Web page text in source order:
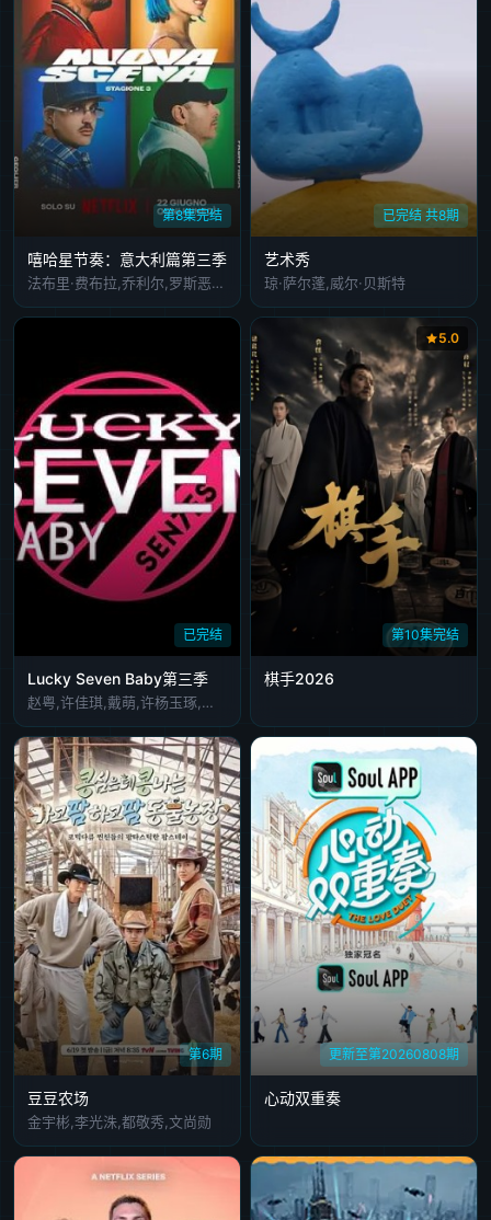
20240729 20240730 20240731 20240801
20240806 20240807 20240808 20240809 20240812
20240813 20240814 20240815 20240816 20240820
20240821 20240822 20240823 20240826 20240827
20240829 20240830 20240903
20240904 20240905 20240906 20240909
20240912 20240913 20240916 20240917 20240918
20240919 20240920 20240923 20240924 20240926
20241001 20241003 20241004 20241008 20241009
20241010 20241011 20241014 20241016 20241017
20241018 20241021 20241022 20241023 20241024
20241025 20241028 20241029 20241030 20241031
20241105 20241107
20241115 20241118 20241119
20241122 20241125 20241126 20241130 20241202
20241205 20241206 20241209 20241212 20241213
20241216 20241217 20241223 20241224 20241226
20241227 20241230 20241231 20250102 20250103
20250106 20250107 20250109 20250110 20250114
20250115 20250116 20250117 20250121 20250122
20250124 20250127 20250130 20250131 20250204
20250206 20250210 20250211
20250213 20250214 20250219
第8集完结
嘻哈星节奏：意大利篇第三季
法布里·费布拉,乔利尔,罗斯恶棍,盖埃
已完结 共8期
艺术秀
琼·萨尔蓬,威尔·贝斯特
已完结
Lucky Seven Baby第三季
赵粤,许佳琪,戴萌,许杨玉琢,张语格,孔肖吟,陈琳
第10集完结
5.0
棋手2026
第6期
豆豆农场
金宇彬,李光洙,都敬秀,文尚勋
更新至第20260808期
心动双重奏